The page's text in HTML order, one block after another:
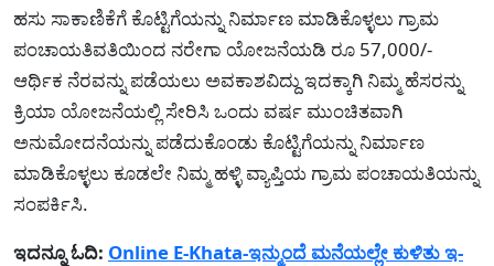
ಹಸು ಸಾಕಾಣಿಕೆಗೆ ಕೊಟ್ಟಿಗೆಯನ್ನು ನಿರ್ಮಾಣ ಮಾಡಿಕೊಳ್ಳಲು ಗ್ರಾಮ
ಪಂಚಾಯತಿವತಿಯಿಂದ ನರೇಗಾ ಯೋಜನೆಯಡಿ ರೂ 57,000/-
ಆರ್ಥಿಕ ನೆರವನ್ನು ಪಡೆಯಲು ಅವಕಾಶವಿದ್ದು ಇದಕ್ಕಾಗಿ ನಿಮ್ಮ ಹೆಸರನ್ನು
ಕ್ರಿಯಾ ಯೋಜನೆಯಲ್ಲಿ ಸೇರಿಸಿ ಒಂದು ವರ್ಷ ಮುಂಚಿತವಾಗಿ
ಅನುಮೋದನೆಯನ್ನು ಪಡೆದುಕೊಂಡು ಕೊಟ್ಟಿಗೆಯನ್ನು ನಿರ್ಮಾಣ
ಮಾಡಿಕೊಳ್ಳಲು ಕೂಡಲೇ ನಿಮ್ಮ ಹಳ್ಳಿ ವ್ಯಾಪ್ತಿಯ ಗ್ರಾಮ ಪಂಚಾಯತಿಯನ್ನು
ಸಂಪರ್ಕಿಸಿ.
ಇದನ್ನೂ ಓದಿ: Online E-Khata-ಇನ್ಮುಂದೆ ಮನೆಯಲ್ಲೇ ಕುಳಿತು ಇ-